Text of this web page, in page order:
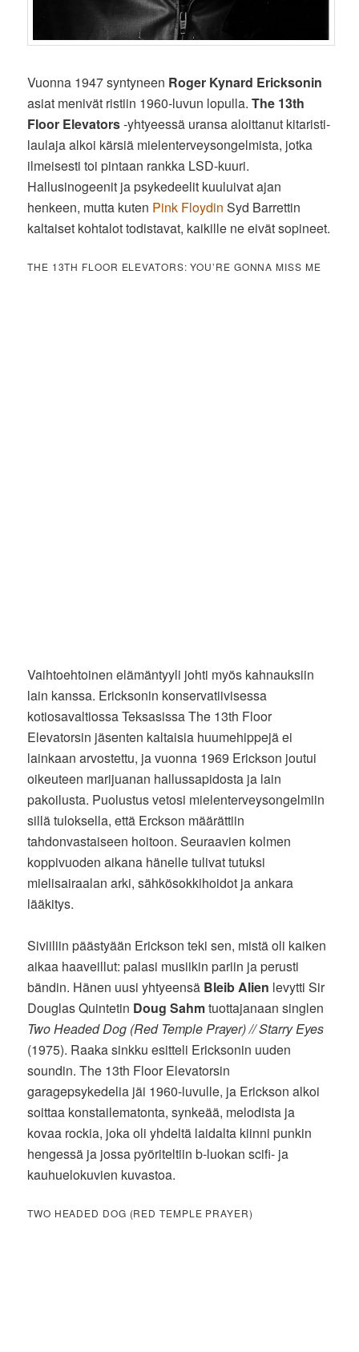
Vuonna 1947 syntyneen Roger Kynard Ericksonin
asiat menivät ristiin 1960-luvun lopulla.The 13th
Floor Elevators-yhtyeessä uransa aloittanut kitaristi-
laulaja alkoi kärsiä mielenterveysongelmista, jotka
ilmeisesti toi pintaan rankka LSD-kuuri.
Hallusinogeenit ja psykedeelit kuuluivat ajan
henkeen, mutta kuten Pink Floydin Syd Barrettin
kaltaiset kohtalot todistavat, kaikille ne eivät sopineet.
THE 13TH FLOOR ELEVATORS: YOU’RE GONNA MISS ME
Vaihtoehtoinen elämäntyyli johti myös kahnauksiin
lain kanssa. Ericksonin konservatiivisessa
kotiosavaltiossa Teksasissa The 13th Floor
Elevatorsin jäsenten kaltaisia huumehippejä ei
lainkaan arvostettu, ja vuonna 1969 Erickson joutui
oikeuteen marijuanan hallussapidosta ja lain
pakoilusta. Puolustus vetosi mielenterveysongelmiin
sillä tuloksella, että Erckson määrättiin
tahdonvastaiseen hoitoon. Seuraavien kolmen
koppivuoden aikana hänelle tulivat tutuksi
mielisairaalan arki, sähkösokkihoidot ja ankara
lääkitys.
Siviiliin päästyään Erickson teki sen, mistä oli kaiken
aikaa haaveillut: palasi musiikin pariin ja perusti
bändin. Hänen uusi yhtyeensä Bleib Alien levytti Sir
Douglas Quintetin Doug Sahmtuottajanaan singlen
Two Headed Dog (Red Temple Prayer) // Starry Eyes
(1975). Raaka sinkku esitteli Ericksonin uuden
soundin. The 13th Floor Elevatorsin
garagepsykedelia jäi 1960-luvulle, ja Erickson alkoi
soittaa konstailematonta, synkeää, melodista ja
kovaa rockia, joka oli yhdeltä laidalta kiinni punkin
hengessä ja jossa pyöriteltiin b-luokan scifi- ja
kauhuelokuvien kuvastoa.
TWO HEADED DOG (RED TEMPLE PRAYER)